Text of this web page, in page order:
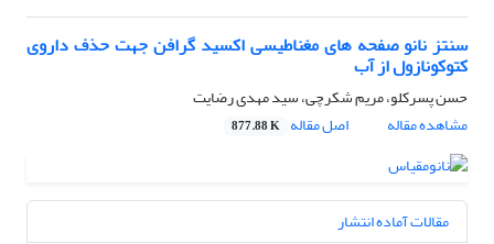
سنتز نانو صفحه های مغناطیسی اکسید گرافن جهت حذف داروی
کتوکونازول از آب
حسن پسرکلو، مریم شکرچی، سید مهدی رضایت
مشاهده مقاله
اصل مقاله 877.88 K
مقالات آماده انتشار